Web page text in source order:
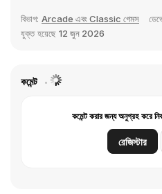
বিভাগ: Arcade এবং Classic গেমস
যুক্ত হয়েছে 12 জুন 2026
কমেন্ট
কমেন্ট করার জন্য অনুগ্রহ করে
রেজিস্টার